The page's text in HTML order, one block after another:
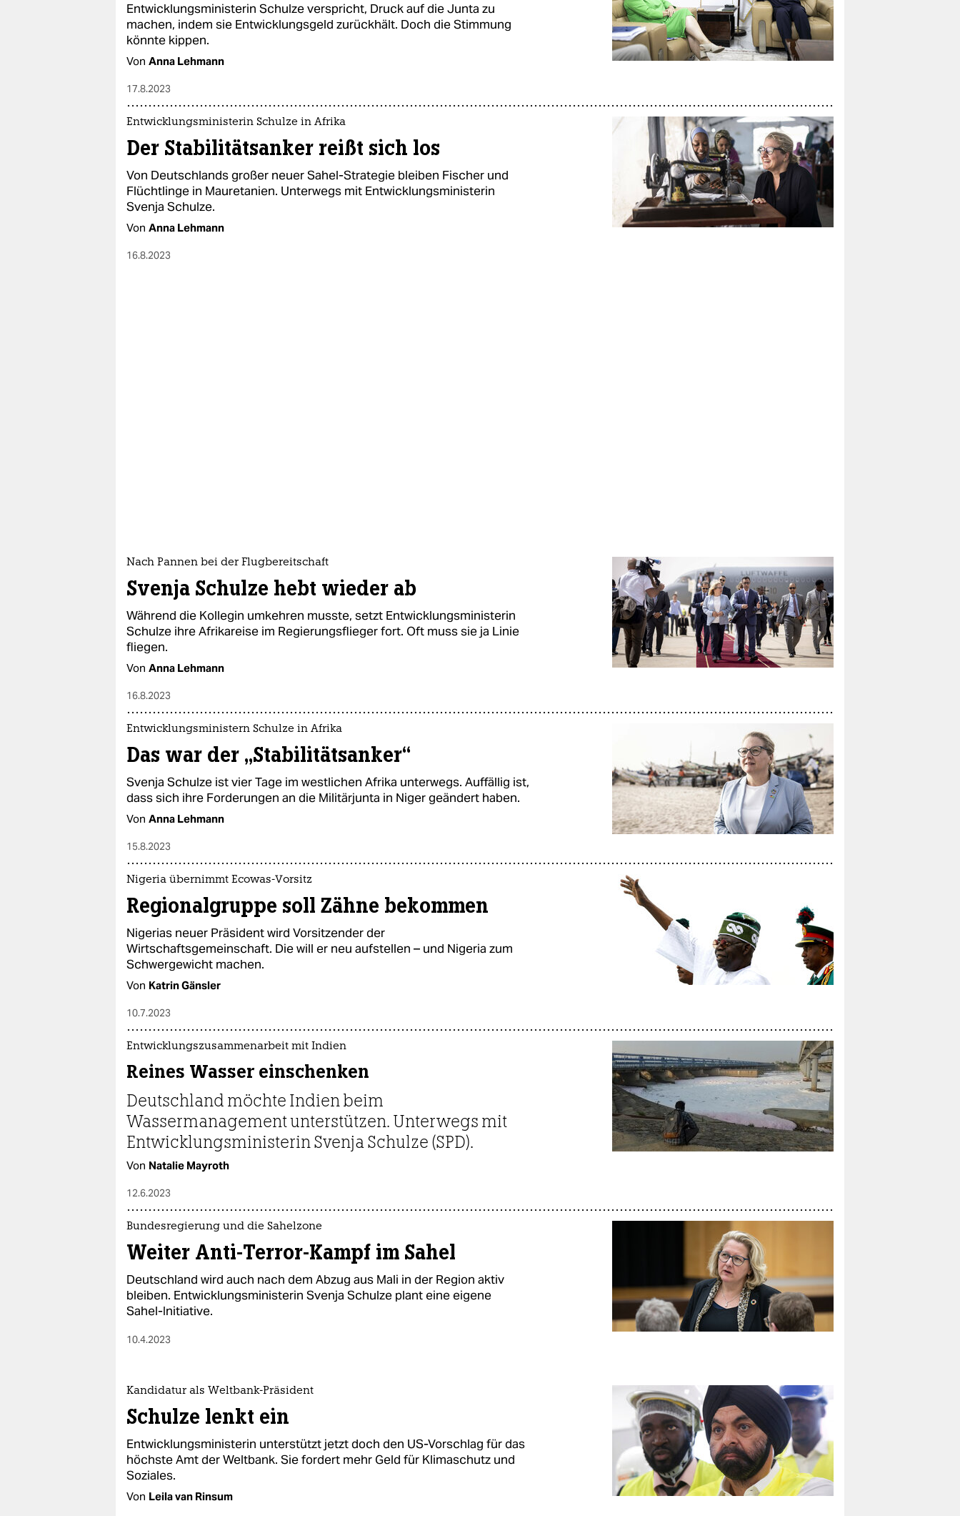
Entwicklungsministerin Schulze verspricht, Druck auf die Junta zu
machen, indem sie Entwicklungsgeld zurückhält. Doch die Stimmung
könnte kippen.
Von Anna Lehmann
17.8.2023
Entwicklungsministerin Schulze in Afrika
Der Stabilitätsanker reißt sich los
Von Deutschlands großer neuer Sahel-Strategie bleiben Fischer und
Flüchtlinge in Mauretanien. Unterwegs mit Entwicklungsministerin
Svenja Schulze.
Von Anna Lehmann
16.8.2023
Nach Pannen bei der Flugbereitschaft
Svenja Schulze hebt wieder ab
Während die Kollegin umkehren musste, setzt Entwicklungsministerin
Schulze ihre Afrikareise im Regierungsflieger fort. Oft muss sie ja Linie
fliegen.
Von Anna Lehmann
16.8.2023
Entwicklungsministern Schulze in Afrika
Das war der „Stabilitätsanker“
Svenja Schulze ist vier Tage im westlichen Afrika unterwegs. Auffällig ist,
dass sich ihre Forderungen an die Militärjunta in Niger geändert haben.
Von Anna Lehmann
15.8.2023
Nigeria übernimmt Ecowas-Vorsitz
Regionalgruppe soll Zähne bekommen
Nigerias neuer Präsident wird Vorsitzender der
Wirtschaftsgemeinschaft. Die will er neu aufstellen – und Nigeria zum
Schwergewicht machen.
Von Katrin Gänsler
10.7.2023
Entwicklungszusammenarbeit mit Indien
Reines Wasser einschenken
Deutschland möchte Indien beim
Wassermanagement unterstützen. Unterwegs mit
Entwicklungsministerin Svenja Schulze (SPD).
Von Natalie Mayroth
12.6.2023
Bundesregierung und die Sahelzone
Weiter Anti-Terror-Kampf im Sahel
Deutschland wird auch nach dem Abzug aus Mali in der Region aktiv
bleiben. Entwicklungsministerin Svenja Schulze plant eine eigene
Sahel-Initiative.
10.4.2023
Kandidatur als Weltbank-Präsident
Schulze lenkt ein
Entwicklungsministerin unterstützt jetzt doch den US-Vorschlag für das
höchste Amt der Weltbank. Sie fordert mehr Geld für Klimaschutz und
Soziales.
Von Leila van Rinsum